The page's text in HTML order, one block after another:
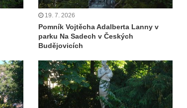
19. 7. 2026
Pomník Vojtěcha Adalberta Lanny v
parku Na Sadech v Českých
Budějovicích